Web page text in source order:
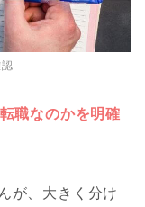
職なのかを明確
が、大きく分け